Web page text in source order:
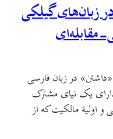
زبان‌های گیلکی
مقابله‌ای
در زبان فارسی
یک نیای مشترک
اولیة مالکیت که از